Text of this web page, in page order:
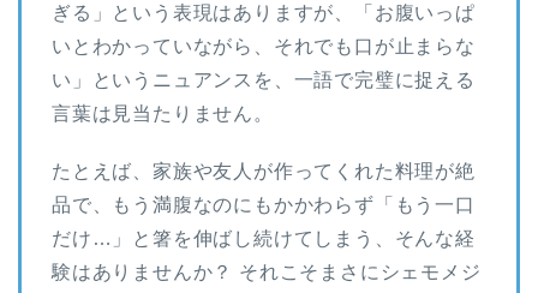
ぎる」という表現はありますが、「お腹いっぱ
いとわかっていながら、それでも口が止まらな
い」というニュアンスを、一語で完璧に捉える
言葉は見当たりません。
たとえば、家族や友人が作ってくれた料理が絶
品で、もう満腹なのにもかかわらず「もう一口
だけ…」と箸を伸ばし続けてしまう、そんな経
験はありませんか？ それこそまさにシェモメジ